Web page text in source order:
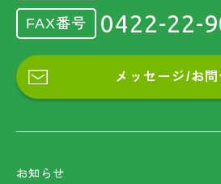
FAX番号 0422-22-
メッセージ/お問
お知らせ